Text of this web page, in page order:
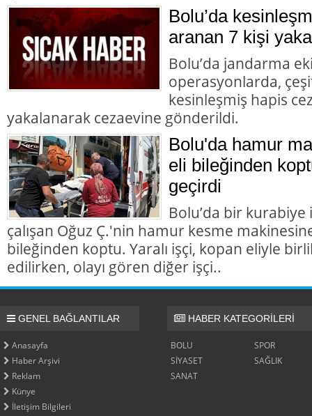
Bolu’da
aranan 7 kişi
Bolu’da jandarma
operasyonlarda,
kesinleşmiş hapis
yakalanarak cezaevine gönderildi.
Bolu'da hamur
eli bileğinden
geçirdi
Bolu’da bir
çalışan Oğuz Ç.'nin hamur kesme
bileğinden koptu. Yaralı işçi, kopan eliyle
edilirken, olayı gören diğer işçi..
GENEL BAĞLANTILAR
Anasayfa
Haber Arşivi
Reklam
Künye
İletişim Bilgileri
HABER KATEGORİLERİ
BOLU
SPOR
SİYASET
SAĞLIK
SANAT